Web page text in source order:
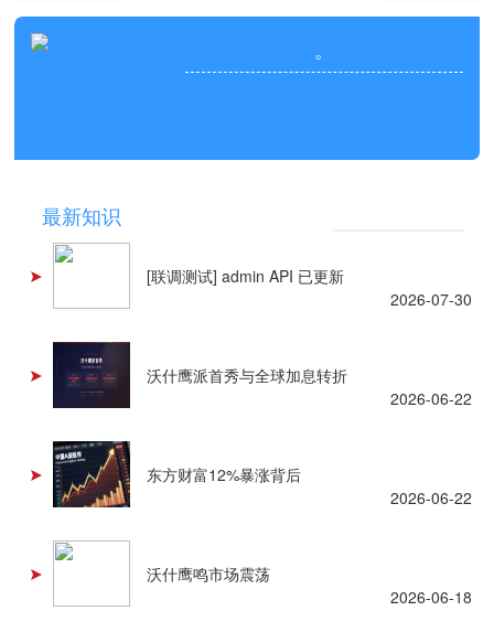
。
最新知识
[联调测试] admin API 已更新
2026-07-30
沃什鹰派首秀与全球加息转折
2026-06-22
东方财富12%暴涨背后
2026-06-22
沃什鹰鸣市场震荡
2026-06-18